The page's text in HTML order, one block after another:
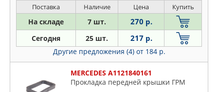
CHRYSLER
CORTECO
DOMINANT
ELRING
ELWIS ROYAL
FEBI
Поставка Наличие Цена Купить
На складе 7 шт. 270 р.
Сегодня 25 шт. 217 р.
Другие предложения (4) от 184 р.
MERCEDES A1121840161
Прокладка передней крышки ГРМ